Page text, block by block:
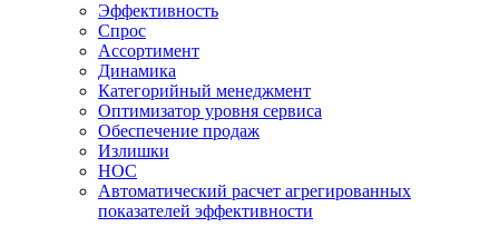
Эффективность
Спрос
Ассортимент
Динамика
Категорийный менеджмент
Оптимизатор уровня сервиса
Обеспечение продаж
Излишки
НОС
Автоматический расчет агрегированных
показателей эффективности